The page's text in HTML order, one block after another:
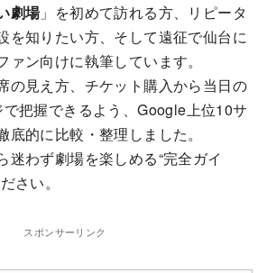
劇場」を初めて訪れる方、リピータ
を知りたい方、そして遠征で仙台に
ン向けに執筆しています。
の見え方、チケット購入から当日の
把握できるよう、Google上位10サ
底的に比較・整理しました。
迷わず劇場を楽しめる“完全ガイ
さい。
スポンサーリンク